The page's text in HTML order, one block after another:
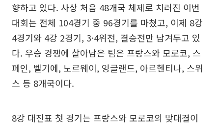
향하고 있다. 사상 처음 48개국 체제로 치러진 이번
대회는 전체 104경기 중 96경기를 마쳤고, 이제 8강
4경기와 4강 2경기, 3·4위전, 결승전만 남겨두고 있
다. 우승 경쟁에 살아남은 팀은 프랑스와 모로코, 스
페인, 벨기에, 노르웨이, 잉글랜드, 아르헨티나, 스위
스 등 8개국이다.
8강 대진표 첫 경기는 프랑스와 모로코의 맞대결이